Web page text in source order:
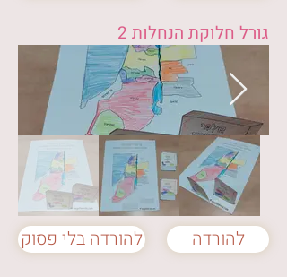
גורל חלוקת הנחלות 2
להורדה בלי פסוק להורדה